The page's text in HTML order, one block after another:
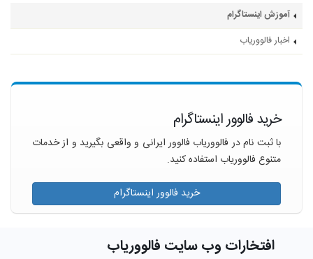
آموزش اینستاگرام
اخبار فالووریاب
خرید فالوور اینستاگرام
با ثبت نام در فالووریاب فالوور ایرانی و واقعی بگیرید و از خدمات
متنوع فالووریاب استفاده کنید.
خرید فالوور اینستاگرام
افتخارات وب سایت فالووریاب